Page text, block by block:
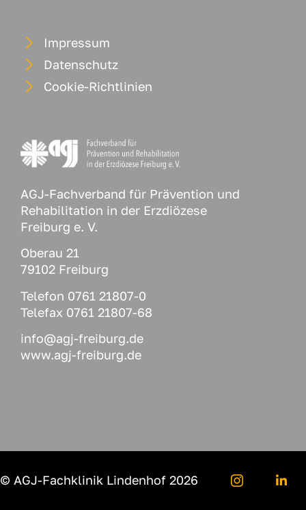
Impressum
Datenschutz
Cookie-Richtlinien
AGJ-Fachverband für Prävention und
Rehabilitation in der Erzdiözese
Freiburg e. V.
Oberau 21
79102 Freiburg
Telefon 0761 21807-0
Telefax 0761 21807-68
info@agj-freiburg.de
www.agj-freiburg.de
© AGJ-Fachklinik Lindenhof 2026